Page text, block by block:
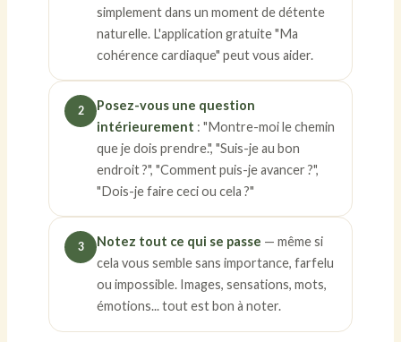
simplement dans un moment de détente
naturelle. L'application gratuite "Ma
cohérence cardiaque" peut vous aider.
2
Posez-vous une question
intérieurement : "Montre-moi le chemin
que je dois prendre.", "Suis-je au bon
endroit ?", "Comment puis-je avancer ?",
"Dois-je faire ceci ou cela ?"
3 Notez tout ce qui se passe — même si
cela vous semble sans importance, farfelu
ou impossible. Images, sensations, mots,
émotions... tout est bon à noter.